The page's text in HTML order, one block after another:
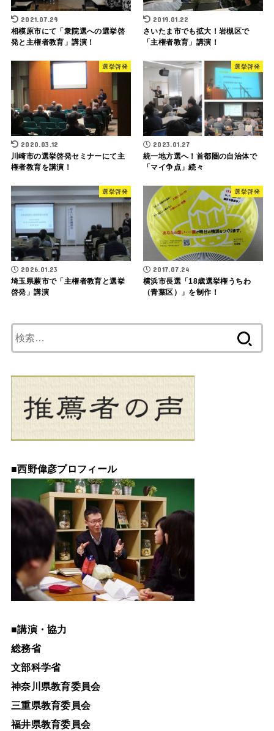
2021.07.29
相模原市にて「衆院選への選挙啓
発と主権者教育」講演！
2019.01.22
さいたま市でも拡大！岩槻区で
「主権者教育」講演！
選挙啓発
2020.03.12
川崎市の選挙啓発セミナーにて主
権者教育を講演！
選挙啓発
2023.01.27
統一地方選へ！首都圏の自治体で
「マイ争点」続々
選挙啓発
2026.01.23
埼玉県蕨市で「主権者教育と選挙
啓発」講演
選挙啓発
2017.07.24
横浜市長選「18歳選挙権うちわ
（青葉区）」を制作！
索:
■西野偉彦プロフィール
■講演・協力
総務省
文部科学省
神奈川県教育委員会
三重県教育委員会
福井県教育委員会